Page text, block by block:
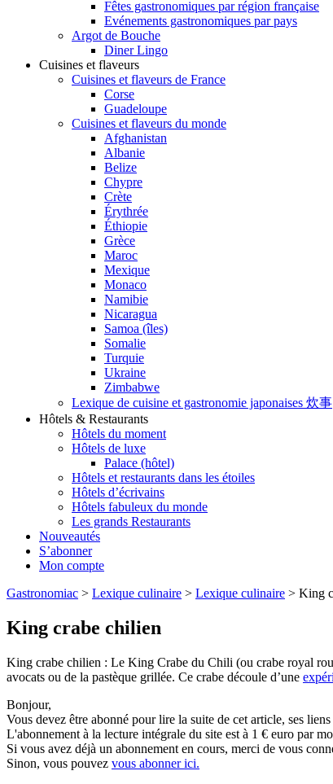
Fêtes gastronomiques par région française
Evénements gastronomiques par pays
Argot de Bouche
Diner Lingo
Cuisines et flaveurs
Cuisines et flaveurs de France
Corse
Guadeloupe
Cuisines et flaveurs du monde
Afghanistan
Albanie
Belize
Chypre
Crète
Érythrée
Éthiopie
Grèce
Maroc
Mexique
Monaco
Namibie
Nicaragua
Samoa (îles)
Somalie
Turquie
Ukraine
Zimbabwe
Lexique de cuisine et gastronomie japonaises 炊事
Hôtels & Restaurants
Hôtels du moment
Hôtels de luxe
Palace (hôtel)
Hôtels et restaurants dans les étoiles
Hôtels d’écrivains
Hôtels fabuleux du monde
Les grands Restaurants
Nouveautés
S’abonner
Mon compte
Gastronomiac > Lexique culinaire > Lexique culinaire > King
King crabe chilien
King crabe chilien : Le King Crabe du Chili (ou crabe royal
avocats ou de la pastèque grillée. Ce crabe découle d’une
Bonjour,
Vous devez être abonné pour lire la suite de cet article, ses liens
L'abonnement à la lecture intégrale du site est à 1 € euro par
Si vous avez déjà un abonnement en cours, merci de vous
Sinon, vous pouvez vous abonner ici.